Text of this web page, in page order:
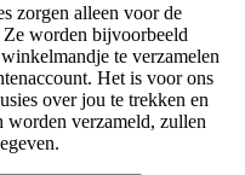
zorgen alleen voor de
worden bijvoorbeeld
te verzamelen
Het is voor ons
over jou te trekken en
worden verzameld, zullen